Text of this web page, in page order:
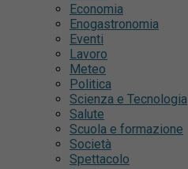
Economia
Enogastronomia
Eventi
Lavoro
Meteo
Politica
Scienza e Tecnologia
Salute
Scuola e formazione
Società
Spettacolo